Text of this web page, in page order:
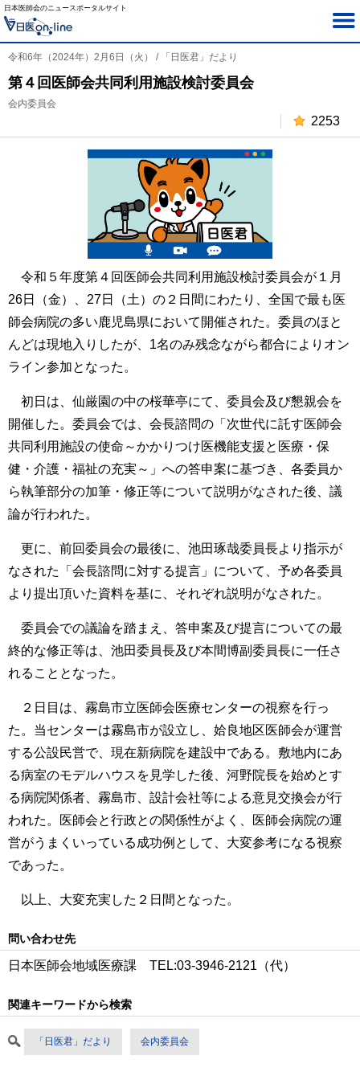
日本医師会のニュースポータルサイト
令和6年（2024年）2月6日（火） / 「日医君」だより
第４回医師会共同利用施設検討委員会
会内委員会
2253
令和５年度第４回医師会共同利用施設検討委員会が１月
26日（金）、27日（土）の２日間にわたり、全国で最も医
師会病院の多い鹿児島県において開催された。委員のほと
んどは現地入りしたが、1名のみ残念ながら都合によりオン
ライン参加となった。
初日は、仙厳園の中の桜華亭にて、委員会及び懇親会を
開催した。委員会では、会長諮問の「次世代に託す医師会
共同利用施設の使命～かかりつけ医機能支援と医療・保
健・介護・福祉の充実～」への答申案に基づき、各委員か
ら執筆部分の加筆・修正等について説明がなされた後、議
論が行われた。
更に、前回委員会の最後に、池田琢哉委員長より指示が
なされた「会長諮問に対する提言」について、予め各委員
より提出頂いた資料を基に、それぞれ説明がなされた。
委員会での議論を踏まえ、答申案及び提言についての最
終的な修正等は、池田委員長及び本間博副委員長に一任さ
れることとなった。
２日目は、霧島市立医師会医療センターの視察を行っ
た。当センターは霧島市が設立し、姶良地区医師会が運営
する公設民営で、現在新病院を建設中である。敷地内にあ
る病室のモデルハウスを見学した後、河野院長を始めとす
る病院関係者、霧島市、設計会社等による意見交換会が行
われた。医師会と行政との関係性がよく、医師会病院の運
営がうまくいっている成功例として、大変参考になる視察
であった。
以上、大変充実した２日間となった。
問い合わせ先
日本医師会地域医療課 TEL:03-3946-2121（代）
関連キーワードから検索
「日医君」だより 会内委員会